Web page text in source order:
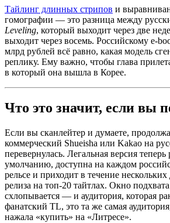
Тайлинг длинных стрипов и
гомографии — это разница между
Leveling, который выходит через две
выходит через восемь. Российскому e-
млрд рублей всё равно, какая модель
реплику. Ему важно, чтобы глава
в который она вышла в Корее.
Что это значит, если вы
Если вы сканлейтер и думаете,
коммерческий Shueisha или Kakao на
перевернулась. Легальная версия теперь
умолчанию, доступна на каждом
рельсе и приходит в течение
релиза на топ-20 тайтлах. Окно
схлопывается — и аудитория, которая
фанатский TL, это та же самая
нажала «купить» на «Литресе».